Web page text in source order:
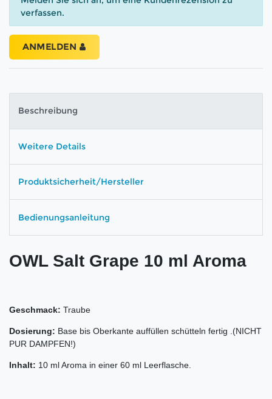
verfassen.
ANMELDEN
Beschreibung
Weitere Details
Produktsicherheit/Hersteller
Bedienungsanleitung
OWL Salt Grape 10 ml Aroma
Geschmack: Traube
Dosierung: Base bis Oberkante auffüllen schütteln fertig .(NICHT
PUR DAMPFEN!)
Inhalt: 10 ml Aroma in einer 60 ml Leerflasche.